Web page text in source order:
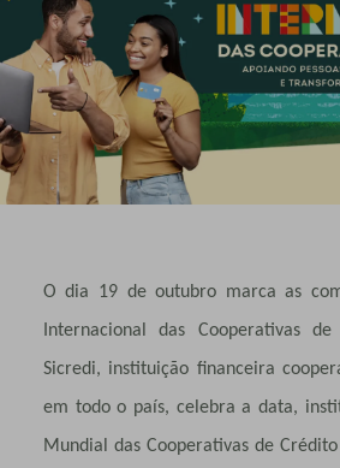
O dia 19 de outubro marca as
Internacional das Cooperativas
Sicredi, instituição financeira
em todo o país, celebra a data,
Mundial das Cooperativas de